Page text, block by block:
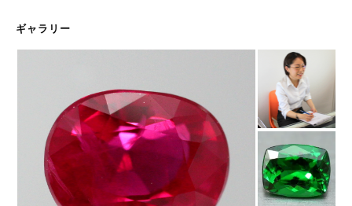
ギャラリー